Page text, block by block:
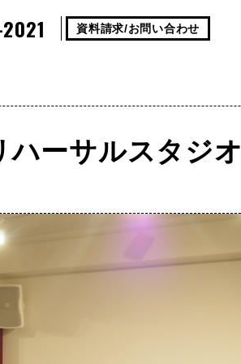
資料請求/お問い合わせ
ハーサルスタジオ